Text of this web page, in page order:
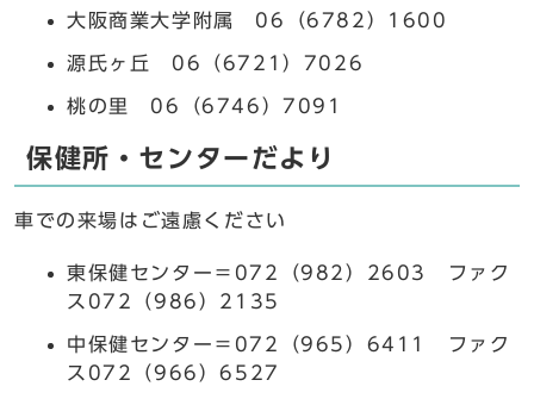
大阪商業大学附属 06（6782）1600
源氏ヶ丘 06（6721）7026
桃の里 06（6746）7091
保健所・センターだより
車での来場はご遠慮ください
東保健センター＝072（982）2603 ファク
ス072（986）2135
中保健センター＝072（965）6411 ファク
ス072（966）6527